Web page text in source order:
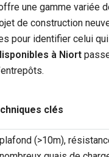
une gamme variée
de construction
pour identifier celui
à Niort
clés
(>10m),